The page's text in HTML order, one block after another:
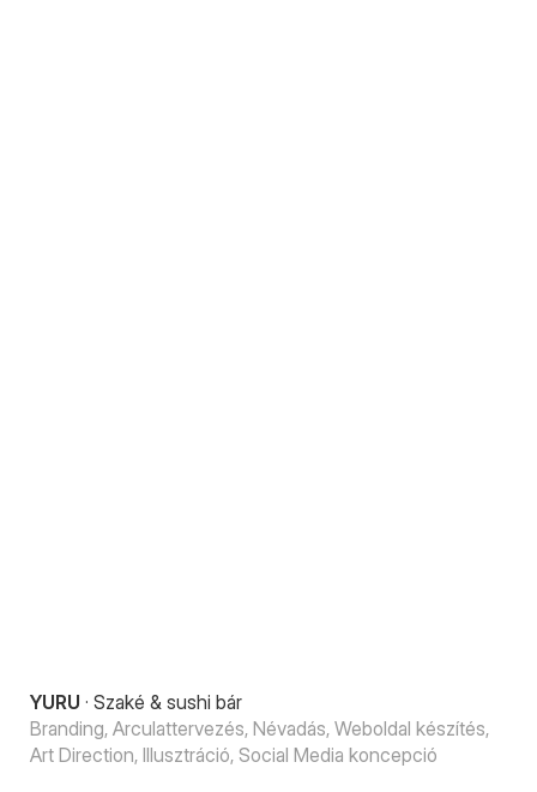
YURU · Szaké & sushi bár
Branding, Arculattervezés, Névadás, Weboldal készítés,
Art Direction, Illusztráció, Social Media koncepció